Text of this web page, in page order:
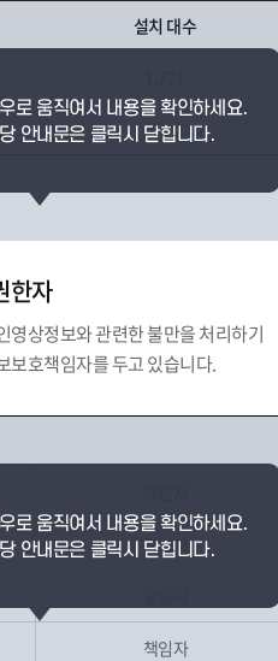
설치 대수
한자
영상정보와 관련한 불만을 처리하기
보호책임자를 두고 있습니다.
관리자
책임자